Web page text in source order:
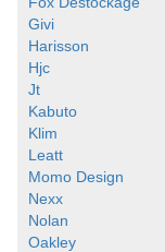
Givi
Harisson
Hjc
Jt
Kabuto
Klim
Leatt
Momo Design
Nexx
Nolan
Oakley